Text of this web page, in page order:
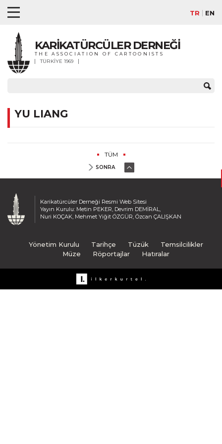
TR EN
KARİKATÜRCÜLER DERNEĞİ
THE ASSOCIATION OF CARTOONISTS
TÜRKİYE 1969
YU LIANG
TÜM
SONRA
Karikatürcüler Derneği Resmi Web Sitesi
Yayın Kurulu: Metin PEKER, Devrim DEMİRAL,
Nuri KOÇAK, Mehmet Yiğit ÖZGÜR, Özcan ÇALIŞKAN
Yönetim Kurulu Tarihçe Tüzük
Temsilcilikler
Müze
Röportajlar Hatıralar